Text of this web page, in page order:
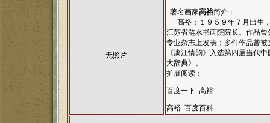
无照片
著名画家高裕简介：
高裕：１９５９年７月出生，
江苏省涟水书画院院长。作品
专业杂志上发表；多件作品曾
《漓江情韵》入选第四届当代
大辞典》。
扩展阅读：
百度一下 高裕
高裕 百度百科